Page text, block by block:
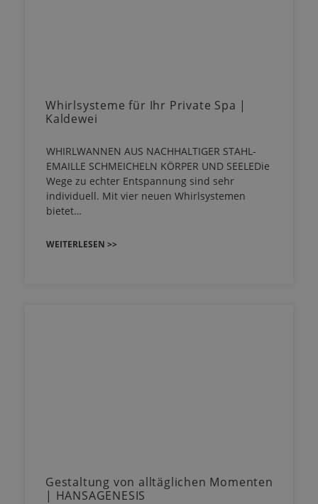
Whirlsysteme für Ihr Private Spa |
Kaldewei
WHIRLWANNEN AUS NACHHALTIGER STAHL-
EMAILLE SCHMEICHELN KÖRPER UND SEELEDie
Wege zu echter Entspannung sind sehr
individuell. Mit vier neuen Whirlsystemen
bietet…
WEITERLESEN >>
Gestaltung von alltäglichen Momenten
| HANSAGENESIS